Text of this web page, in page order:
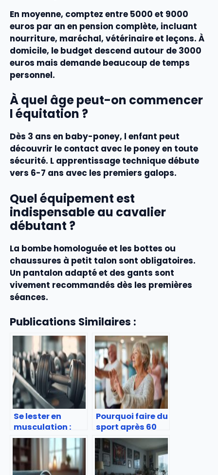
En moyenne, comptez entre 5000 et 9000
euros par an en pension complète, incluant
nourriture, maréchal, vétérinaire et leçons. À
domicile, le budget descend autour de 3000
euros mais demande beaucoup de temps
personnel.
À quel âge peut-on commencer
l équitation ?
Dès 3 ans en baby-poney, l enfant peut
découvrir le contact avec le poney en toute
sécurité. L apprentissage technique débute
vers 6-7 ans avec les premiers galops.
Quel équipement est
indispensable au cavalier
débutant ?
La bombe homologuée et les bottes ou
chaussures à petit talon sont obligatoires.
Un pantalon adapté et des gants sont
vivement recommandés dès les premières
séances.
Publications Similaires :
Se lester en
musculation :
pourquoi
comment et
quand ?
Pourquoi faire du
sport après 60
ans ?